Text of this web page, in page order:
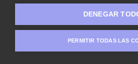
DENEGAR
PERMITIR TODAS LAS